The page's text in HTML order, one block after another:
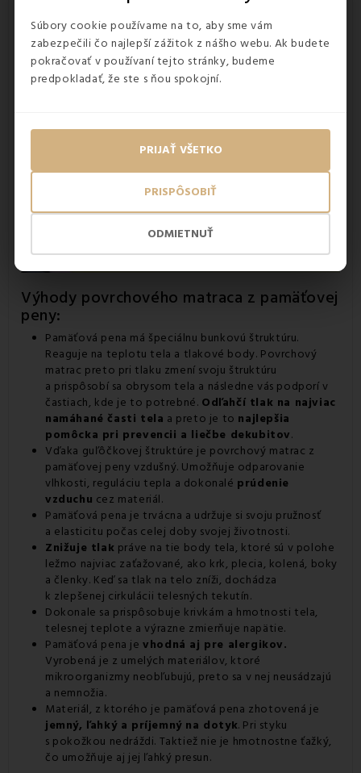
Súbory cookie používame na to, aby sme vám
zabezpečili čo najlepší zážitok z nášho webu. Ak budete
pokračovať v používaní tejto stránky, budeme
predpokladať, že ste s ňou spokojní.
ODMIETNUŤ
PRISPÔSOBIŤ
PRIJAŤ VŠETKO
odľahčenie tlaku zaťažovaného tela astronautov.
Vlastnosti, ktoré v sebe pamäťová pena spája, ju predurčili k
úspechu a rýchlo sa tak rozrástla do mnohých odvetví.
Produkty z pamäťovej peny sa začali využívať v lekárstve, v
automobilovom priemysle, na výrobu topánok,
matracov a dokonca aj bielizne.
Výhody povrchového matraca z pamäťovej
peny:
Pamäťová pena má špeciálnu bunkovú štruktúru.
Reaguje na teplotu tela a tlakové body. Povrchový
matrac preto pri tlaku zmení svoju štruktúru
a prispôsobí sa obrysom tela a následne vás podporí v
častiach, kde je to potrebné. Odľahčí tlak na najviac
namáhané časti tela a preto je to najlepšia
pomôcka pri prevencii a liečbe dekubitov.
Vďaka guľôčkovej štruktúre je povrchový matrac z
pamäťovej peny vzdušný. Umožňuje odparovanie
vlhkosti, reguláciu tepla a dokonalé prúdenie
vzduchu cez materiál.
Pamäťová pena je trvácna a udržuje si svoju pružnosť
a elasticitu počas celej doby svojej životnosti.
Znižuje tlak práve na tie body tela, ktoré sú v polohe
ležmo najviac zaťažované, ako krk, plecia, kolená, boky
a členky. Keď sa tlak na telo zníži, dochádza
k zlepšenej cirkulácii telesných tekutín.
Dokonale sa prispôsobuje krivkám a hmotnosti tela,
telesnej teplote a výrazne zmierňuje napätie.
Pamäťová pena jevhodná aj pre alergikov.
Vyrobená je z umelých materiálov, ktoré
mikroorganizmy neobľubujú, preto sa v nej neusádzajú
a nemnožia.
Materiál, z ktorého je pamäťová pena zhotovená je
jemný, ľahký a príjemný na dotyk. Pri styku
s pokožkou nedráždi. Taktiež nie je hmotnostne ťažký,
čo umožňuje aj jej ľahký presun.